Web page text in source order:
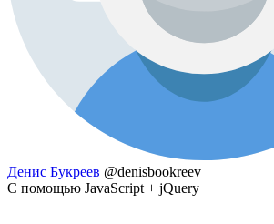
Денис Букреев @denisbookreev
С помощью JavaScript + jQuery